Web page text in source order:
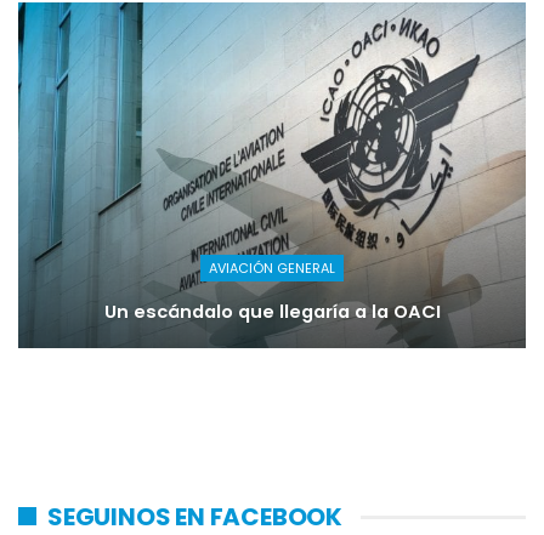
AVIACIÓN GENERAL
Un escándalo que llegaría a la OACI
SEGUINOS EN FACEBOOK